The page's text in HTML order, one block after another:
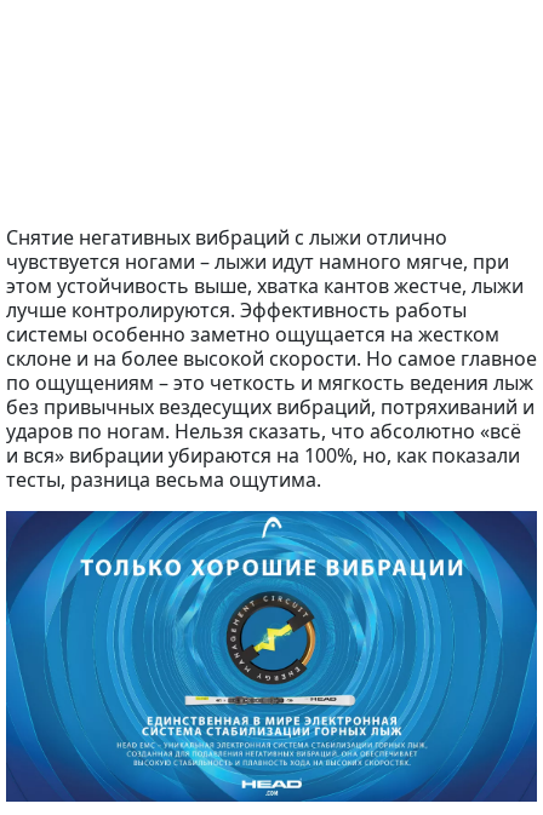
Снятие негативных вибраций с лыжи отлично
чувствуется ногами – лыжи идут намного мягче, при
этом устойчивость выше, хватка кантов жестче, лыжи
лучше контролируются. Эффективность работы
системы особенно заметно ощущается на жестком
склоне и на более высокой скорости. Но самое главное
по ощущениям – это четкость и мягкость ведения лыж
без привычных вездесущих вибраций, потряхиваний и
ударов по ногам. Нельзя сказать, что абсолютно «всё
и вся» вибрации убираются на 100%, но, как показали
тесты, разница весьма ощутима.